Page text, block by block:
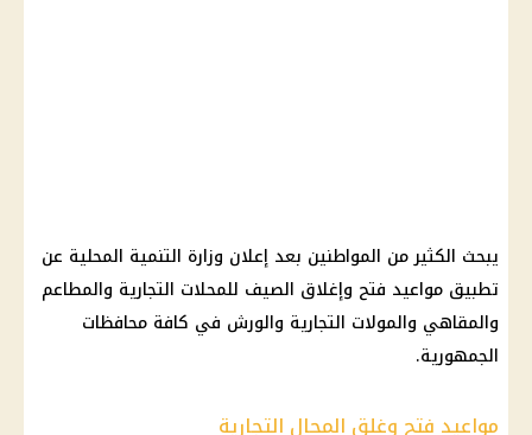
يبحث الكثير من المواطنين بعد إعلان وزارة التنمية المحلية عن
تطبيق مواعيد فتح وإغلاق الصيف للمحلات التجارية والمطاعم
والمقاهي والمولات التجارية والورش في كافة محافظات
الجمهورية.
مواعيد فتح وغلق المحال التجارية